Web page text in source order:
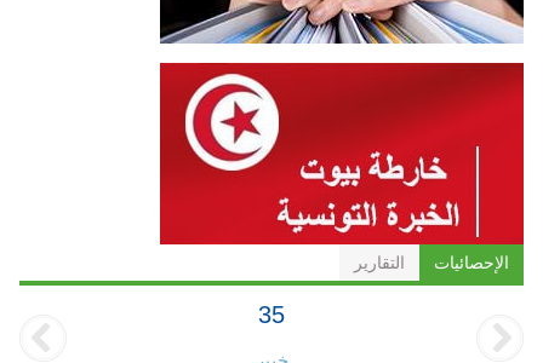
الإحصائيات التقارير
35